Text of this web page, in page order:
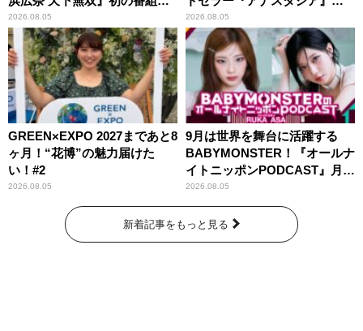
ッズ発売
2026.08.05
紹介
2026.08.05
GREEN×EXPO 2027まであと8
ヶ月！“花博”の魅力届けた
い！#2
2026.08.05
9月は世界を舞台に活躍する
BABYMONSTER！『オールナ
イトニッポンPODCAST』月替
わりパーソナリティ
2026.08.05
新着記事をもっと見る